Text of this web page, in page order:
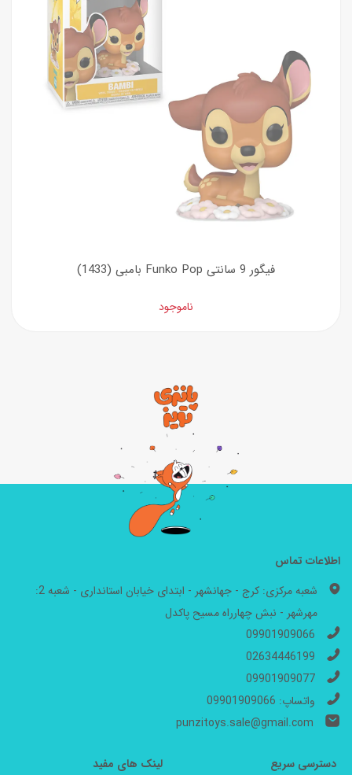
فیگور 9 سانتی Funko Pop بامبی (1433)
ناموجود
اطلاعات تماس
شعبه مرکزی: کرج - جهانشهر - ابتدای خیابان استانداری - شعبه 2:
مهرشهر - نبش چهارراه مسیح پاکدل
09901909066
02634446199
09901909077
واتساپ: 09901909066
punzitoys.sale@gmail.com
دسترسی سریع لینک های مفید